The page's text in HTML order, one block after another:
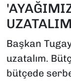
Başkan
uzatalım.
bütçede